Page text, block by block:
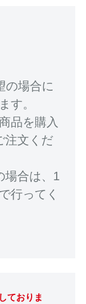
の場合に
す。
品を購入
注文くだ
場合は、1
行ってく
ておりま